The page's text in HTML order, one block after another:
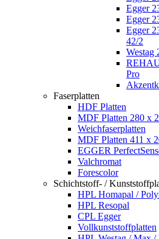
Egger
Egger
Egger
42/2
Westag
Pro
Faserplatten
HDF Platten
MDF Platten 280 x
Weichfaserplatten
MDF Platten 411 x
EGGER
Valchromat
Forescolor
Schichtstoff- /
HPL Homapal /
HPL Resopal
CPL Egger
Vollkunststoffplatten